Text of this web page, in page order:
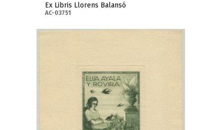
Ex Libris Llorens Balansó
AC-03751